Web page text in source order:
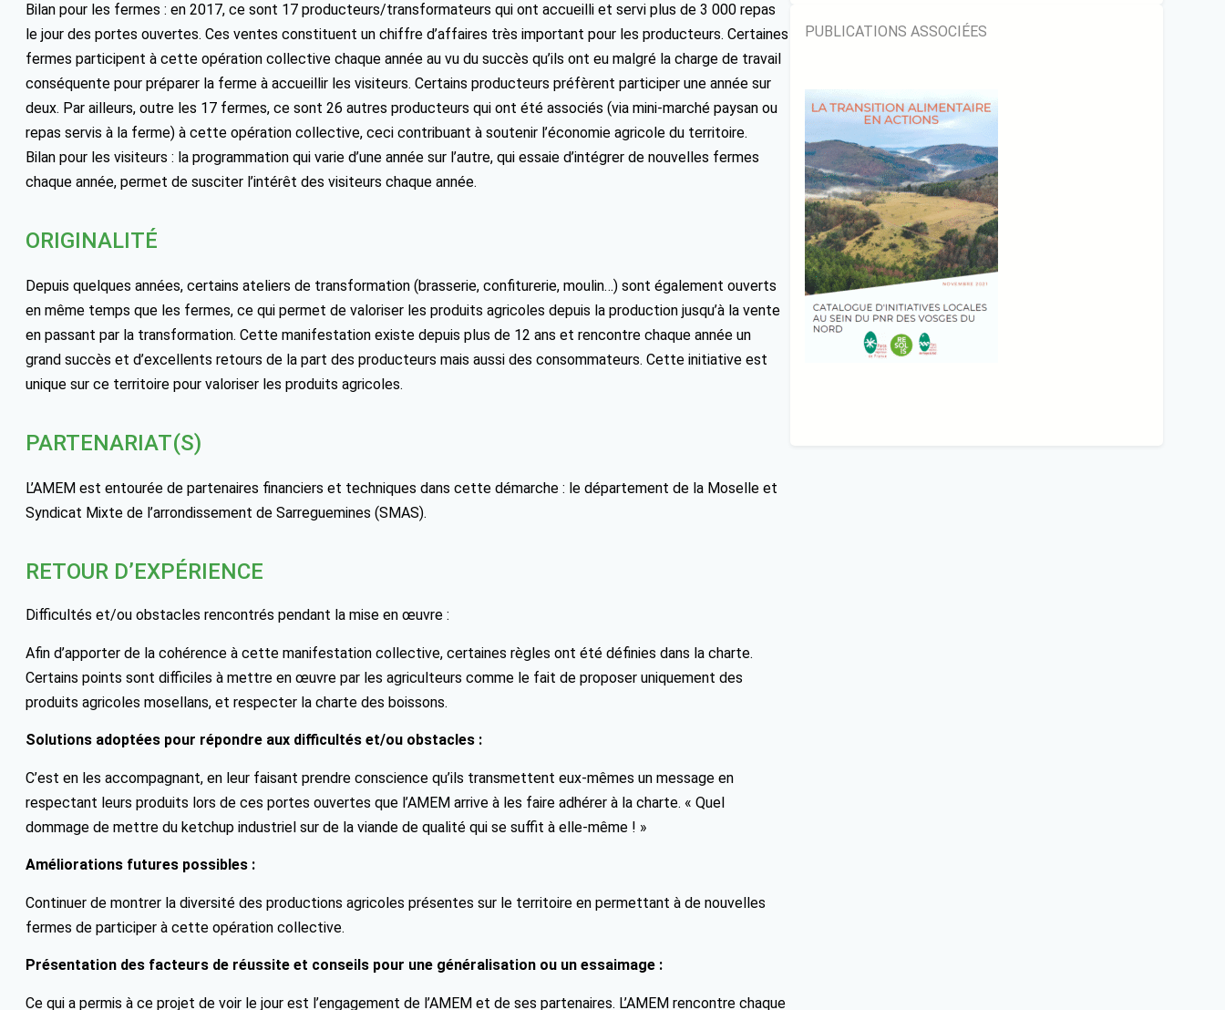
Bilan pour les fermes : en 2017, ce sont 17 producteurs/transformateurs qui ont accueilli et servi plus de 3 000 repas
le jour des portes ouvertes. Ces ventes constituent un chiffre d’affaires très important pour les producteurs. Certaines
fermes participent à cette opération collective chaque année au vu du succès qu’ils ont eu malgré la charge de travail
conséquente pour préparer la ferme à accueillir les visiteurs. Certains producteurs préfèrent participer une année sur
deux. Par ailleurs, outre les 17 fermes, ce sont 26 autres producteurs qui ont été associés (via mini-marché paysan ou
repas servis à la ferme) à cette opération collective, ceci contribuant à soutenir l’économie agricole du territoire.
Bilan pour les visiteurs : la programmation qui varie d’une année sur l’autre, qui essaie d’intégrer de nouvelles fermes
chaque année, permet de susciter l’intérêt des visiteurs chaque année.
ORIGINALITÉ
Depuis quelques années, certains ateliers de transformation (brasserie, confiturerie, moulin…) sont également ouverts
en même temps que les fermes, ce qui permet de valoriser les produits agricoles depuis la production jusqu’à la vente
en passant par la transformation. Cette manifestation existe depuis plus de 12 ans et rencontre chaque année un
grand succès et d’excellents retours de la part des producteurs mais aussi des consommateurs. Cette initiative est
unique sur ce territoire pour valoriser les produits agricoles.
PARTENARIAT(S)
L’AMEM est entourée de partenaires financiers et techniques dans cette démarche : le département de la Moselle et
Syndicat Mixte de l’arrondissement de Sarreguemines (SMAS).
RETOUR D’EXPÉRIENCE
Difficultés et/ou obstacles rencontrés pendant la mise en œuvre :
Afin d’apporter de la cohérence à cette manifestation collective, certaines règles ont été définies dans la charte.
Certains points sont difficiles à mettre en œuvre par les agriculteurs comme le fait de proposer uniquement des
produits agricoles mosellans, et respecter la charte des boissons.
Solutions adoptées pour répondre aux difficultés et/ou obstacles :
C’est en les accompagnant, en leur faisant prendre conscience qu’ils transmettent eux-mêmes un message en
respectant leurs produits lors de ces portes ouvertes que l’AMEM arrive à les faire adhérer à la charte. « Quel
dommage de mettre du ketchup industriel sur de la viande de qualité qui se suffit à elle-même ! »
Améliorations futures possibles :
Continuer de montrer la diversité des productions agricoles présentes sur le territoire en permettant à de nouvelles
fermes de participer à cette opération collective.
Présentation des facteurs de réussite et conseils pour une généralisation ou un essaimage :
Ce qui a permis à ce projet de voir le jour est l’engagement de l’AMEM et de ses partenaires. L’AMEM rencontre chaque
PUBLICATIONS ASSOCIÉES